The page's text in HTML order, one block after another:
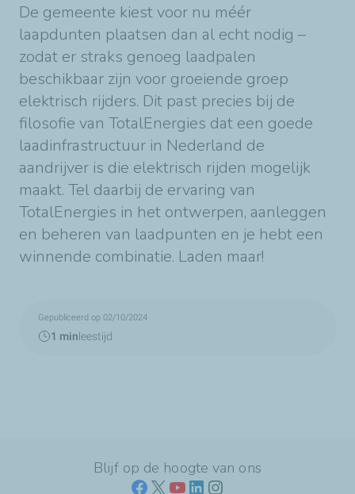
De gemeente kiest voor nu méér
laapdunten plaatsen dan al echt nodig –
zodat er straks genoeg laadpalen
beschikbaar zijn voor groeiende groep
elektrisch rijders. Dit past precies bij de
filosofie van TotalEnergies dat een goede
laadinfrastructuur in Nederland de
aandrijver is die elektrisch rijden mogelijk
maakt. Tel daarbij de ervaring van
TotalEnergies in het ontwerpen, aanleggen
en beheren van laadpunten en je hebt een
winnende combinatie. Laden maar!
Gepubliceerd op 02/10/2024
1 minleestijd
Blijf op de hoogte van ons